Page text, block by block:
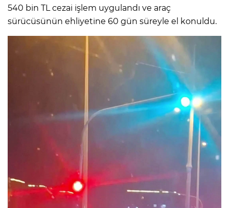
540 bin TL cezai işlem uygulandı ve araç
sürücüsünün ehliyetine 60 gün süreyle el konuldu.